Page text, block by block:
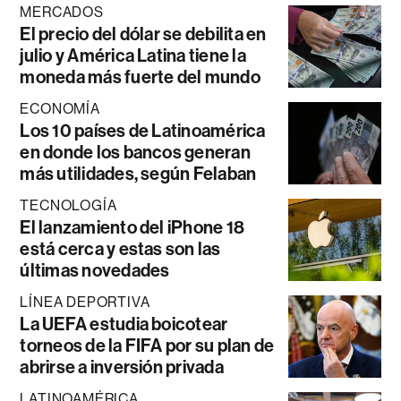
MERCADOS
El precio del dólar se debilita en
julio y América Latina tiene la
moneda más fuerte del mundo
ECONOMÍA
Los 10 países de Latinoamérica
en donde los bancos generan
más utilidades, según Felaban
TECNOLOGÍA
El lanzamiento del iPhone 18
está cerca y estas son las
últimas novedades
LÍNEA DEPORTIVA
La UEFA estudia boicotear
torneos de la FIFA por su plan de
abrirse a inversión privada